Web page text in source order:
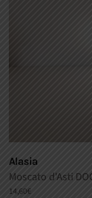
Alasia
Moscato d'Asti
14,60€